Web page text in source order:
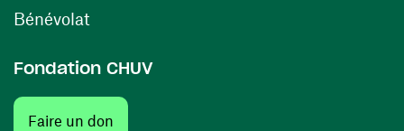
Bénévolat
Fondation CHUV
Faire un don